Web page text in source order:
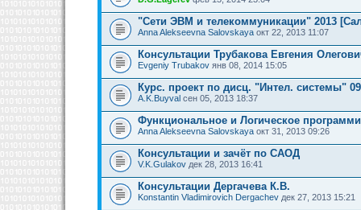
"Сети ЭВМ и телекоммуникации" 2013
Anna Alekseevna Salovskaya окт 22, 2013 11:07
Консультации Трубакова Евгения
Evgeniy Trubakov янв 08, 2014 15:05
Курс. проект по дисц. "Интел. системы"
A.K.Buyval сен 05, 2013 18:37
Функциональное и Логическое
Anna Alekseevna Salovskaya окт 31, 2013 09:26
Консультации и зачёт по САОД
V.K.Gulakov дек 28, 2013 16:41
Консультации Дергачева К.В.
Konstantin Vladimirovich Dergachev дек 27, 2013 15:21